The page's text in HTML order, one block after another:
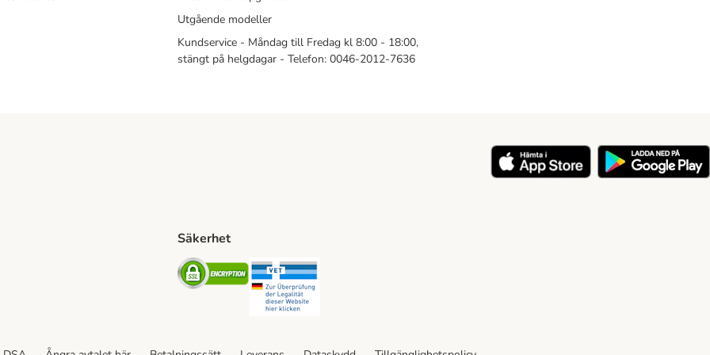
Utgående modeller
Kundservice - Måndag till Fredag kl 8:00 - 18:00,
stängt på helgdagar - Telefon: 0046-2012-7636
Method
Säkerhet
Security